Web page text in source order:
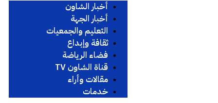
أخبار الشاون
أخبار الجهة
التعليم والجمعيات
ثقافة وإبداع
فضاء الرياضة
قناة الشاون TV
مقالات وأراء
خدمات